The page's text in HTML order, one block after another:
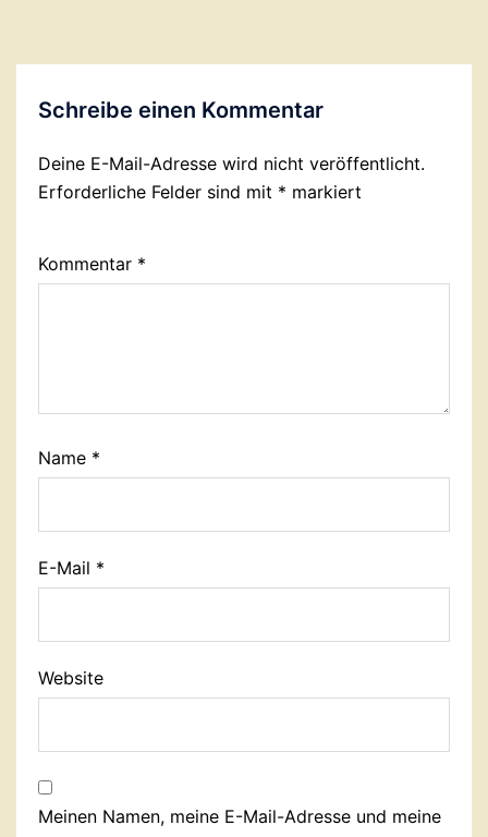
Schreibe einen Kommentar
Deine E-Mail-Adresse wird nicht veröffentlicht.
Erforderliche Felder sind mit * markiert
Kommentar *
Name *
E-Mail *
Website
Meinen Namen, meine E-Mail-Adresse und meine